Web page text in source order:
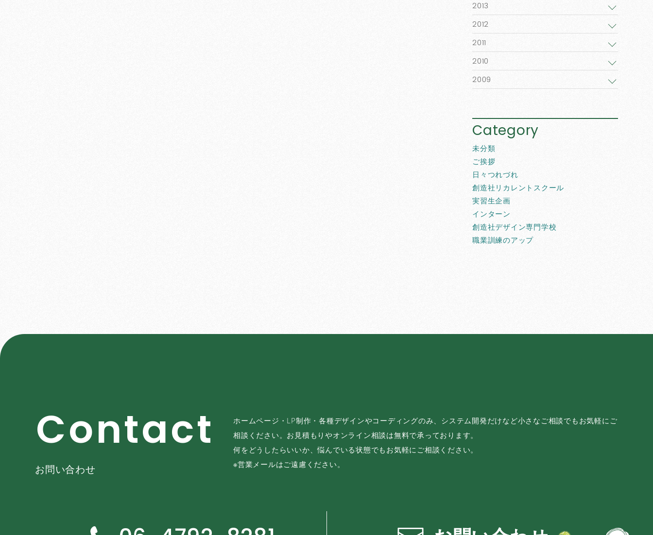
2013
2012
2011
2010
2009
Category
未分類
ご挨拶
日々つれづれ
創造社リカレントスクール
実習生企画
インターン
創造社デザイン専門学校
職業訓練のアップ
Contact
お問い合わせ
ホームページ・LP制作・各種デザインやコーディングのみ、システム開発だけなど小さなご相談でもお気軽にご
相談ください。お見積もりやオンライン相談は無料で承っております。
何をどうしたらいいか、悩んでいる状態でもお気軽にご相談ください。
※営業メールはご遠慮ください。